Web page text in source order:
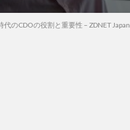
のCDOの役割と重要性 – ZDNET Japan